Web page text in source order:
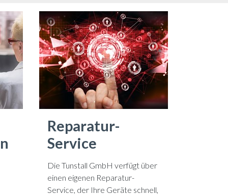
Reparatur-
Service
Die Tunstall GmbH verfügt über
einen eigenen Reparatur-
Service, der Ihre Geräte schnell,